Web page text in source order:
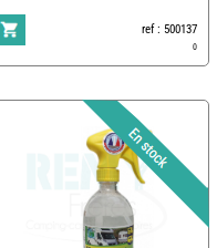
ref : 500137
0